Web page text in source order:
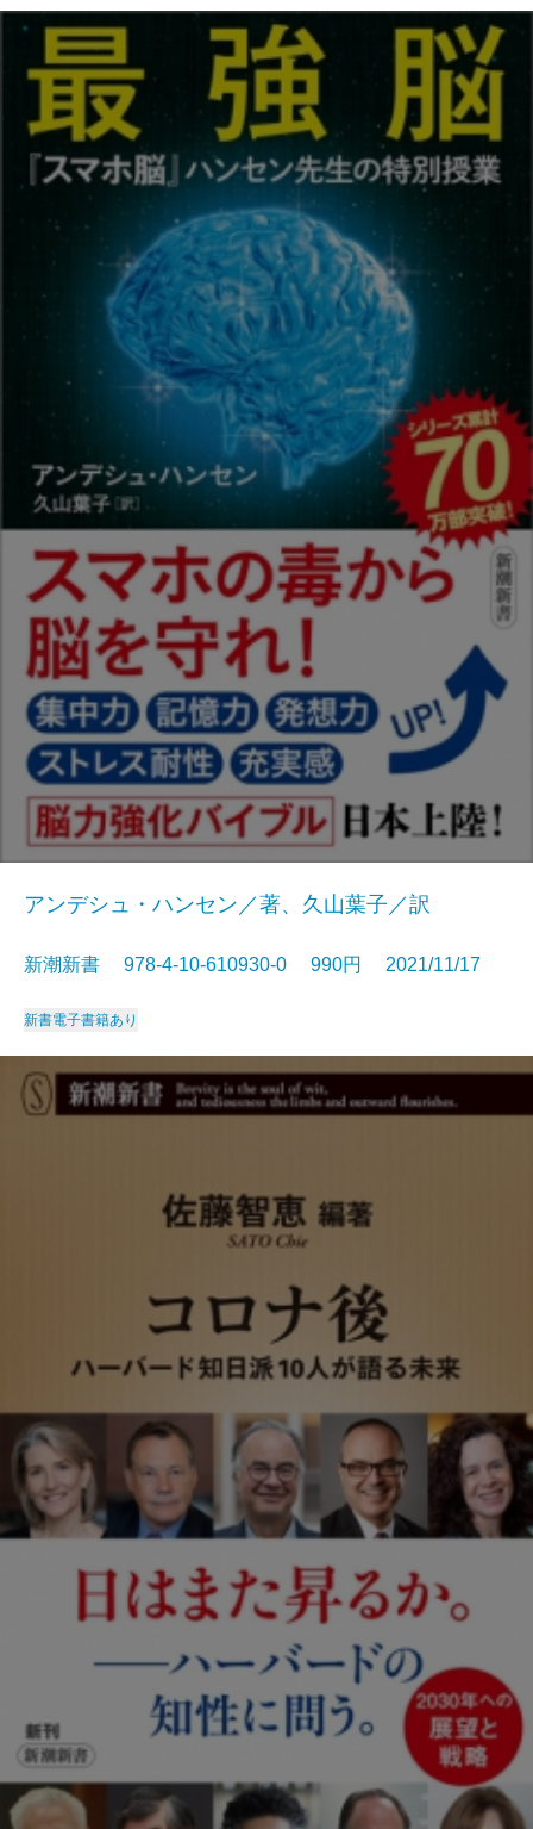
アンデシュ・ハンセン／著、久山葉子／訳
新潮新書 978-4-10-610930-0 990円 2021/11/17
新書電子書籍あり